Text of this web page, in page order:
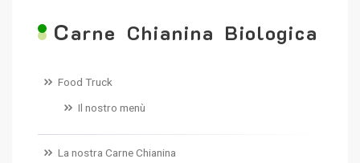
Carne Chianina Biologica
Food Truck
Il nostro menù
La nostra Carne Chianina